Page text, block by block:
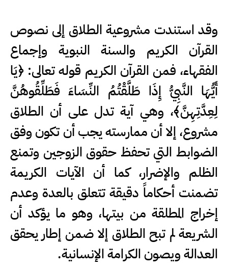
وقد استندت مشروعية الطلاق إلى نصوص
القرآن الكريم والسنة النبوية وإجماع
الفقهاء، فمن القرآن الكريم قوله تعالى: ﴿يَا
أَيُّهَا النَّبِيُّ إِذَا طَلَّقْتُمُ النِّسَاءَ فَطَلِّقُوهُنَّ
لِعِدَّتِهِنَّ﴾، وهي آية تدل على أن الطلاق
مشروع، إلا أن ممارسته يجب أن تكون وفق
الضوابط التي تحفظ حقوق الزوجين وتمنع
الظلم والإضرار، كما أن الآيات الكريمة
تضمنت أحكاماً دقيقة تتعلق بالعدة وعدم
إخراج المطلقة من بيتها، وهو ما يؤكد أن
الشريعة لم تبح الطلاق إلا ضمن إطار يحقق
العدالة ويصون الكرامة الإنسانية.